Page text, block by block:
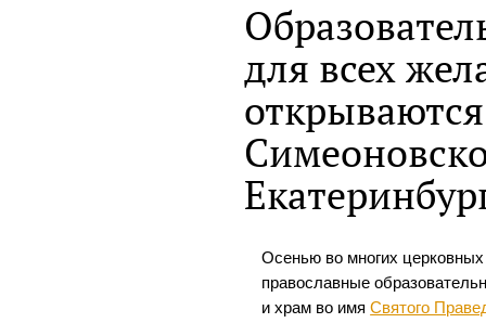
для всех
Осенью во многих
православные
и храм во имяСвятого